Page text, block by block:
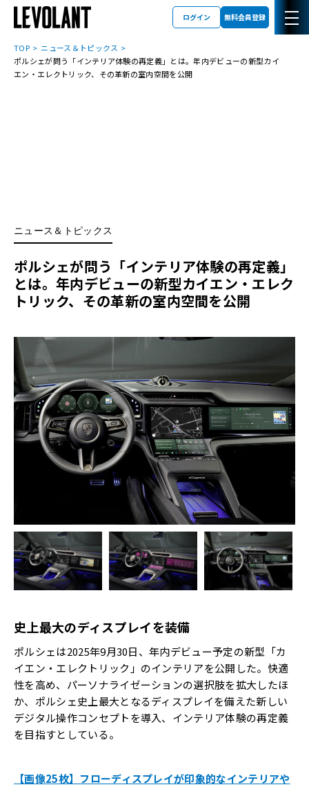
ログイン 無料会員登録
TOP
ニュース＆トピックス
ポルシェが問う「インテリア体験の再定義」とは。年内デビューの新型カイ
エン・エレクトリック、その革新の室内空間を公開
ニュース＆トピックス
ポルシェが問う「インテリア体験の再定義」
とは。年内デビューの新型カイエン・エレク
トリック、その革新の室内空間を公開
史上最大のディスプレイを装備
ポルシェは2025年9月30日、年内デビュー予定の新型「カ
イエン・エレクトリック」のインテリアを公開した。快適
性を高め、パーソナライゼーションの選択肢を拡大したほ
か、ポルシェ史上最大となるディスプレイを備えた新しい
デジタル操作コンセプトを導入、インテリア体験の再定義
を目指すとしている。
【画像25枚】フローディスプレイが印象的なインテリアや